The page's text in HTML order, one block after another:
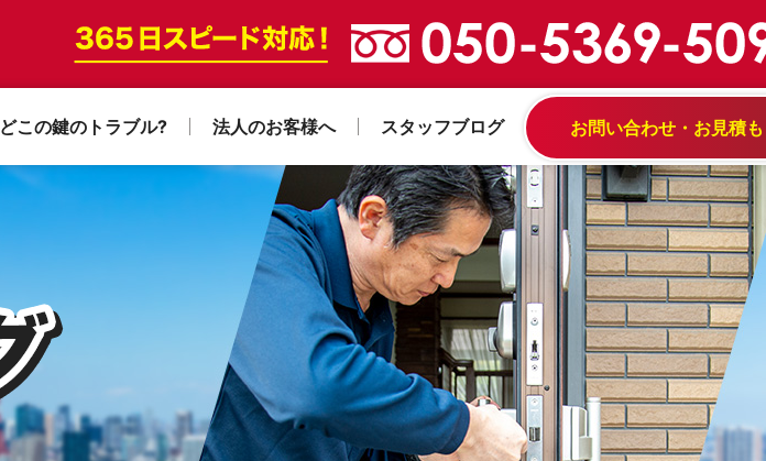
どこの鍵のトラブル? 法人のお客様へ スタッフブログ お問い合わせ・お見積